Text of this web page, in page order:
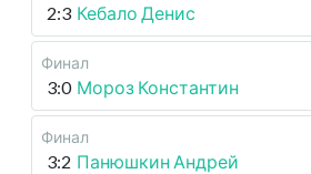
2:3 Кебало Денис
Финал
3:0 Мороз Константин
Финал
3:2 Панюшкин Андрей